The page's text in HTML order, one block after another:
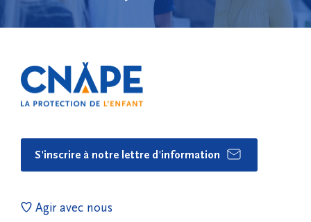
S'inscrire à notre lettre d'information
Agir avec nous